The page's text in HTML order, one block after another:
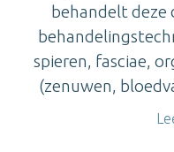
behandelt deze
spieren, fasciae,
(zenuwen,